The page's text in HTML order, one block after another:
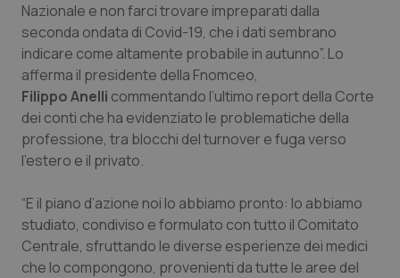
Friuli Venezia Giulia
Lazio
Liguria
Lombardia
Marche
Molise
Dermatite Atopica
Diabete & glucometri
Disturbi dell’umore
Dolore
Donna & Salute
Epatiti
Nazionale e non farci trovare impreparati dalla
seconda ondata di Covid-19, che i dati sembrano
indicare come altamente probabile in autunno”. Lo
afferma il presidente della Fnomceo,
Filippo Anelli commentando l’ultimo report della Corte
dei conti che ha evidenziato le problematiche della
professione, tra blocchi del turnover e fuga verso
l’estero e il privato.
“E il piano d’azione noi lo abbiamo pronto: lo abbiamo
studiato, condiviso e formulato con tutto il Comitato
Centrale, sfruttando le diverse esperienze dei medici
che lo compongono, provenienti da tutte le aree del